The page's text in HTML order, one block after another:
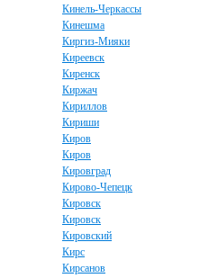
Кинель-Черкассы
Кинешма
Киргиз-Мияки
Киреевск
Киренск
Киржач
Кириллов
Кириши
Киров
Киров
Кировград
Кирово-Чепецк
Кировск
Кировск
Кировский
Кирс
Кирсанов